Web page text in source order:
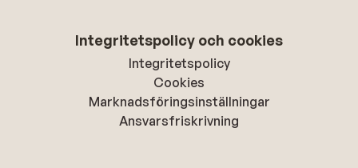
Integritetspolicy och cookies
Integritetspolicy
Cookies
Marknadsföringsinställningar
Ansvarsfriskrivning